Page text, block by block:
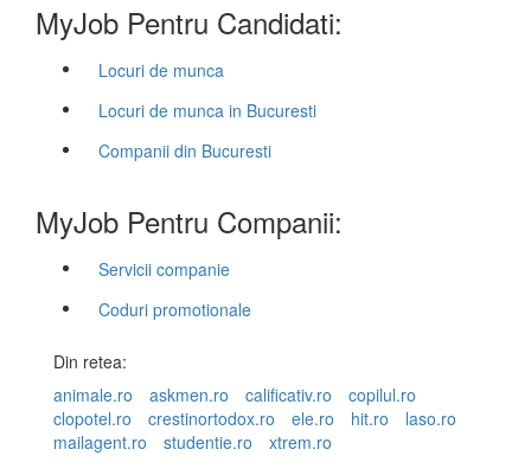
MyJob Pentru Candidati:
Locuri de munca
Locuri de munca in Bucuresti
Companii din Bucuresti
MyJob Pentru Companii:
Servicii companie
Coduri promotionale
Din retea:
animale.ro
askmen.ro calificativ.ro
copilul.ro
clopotel.ro
crestinortodox.ro ele.ro hit.ro
laso.ro
mailagent.ro
studentie.ro xtrem.ro